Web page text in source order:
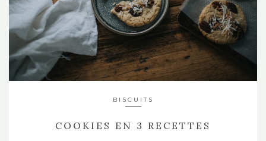
BISCUITS
COOKIES EN 3 RECETTES